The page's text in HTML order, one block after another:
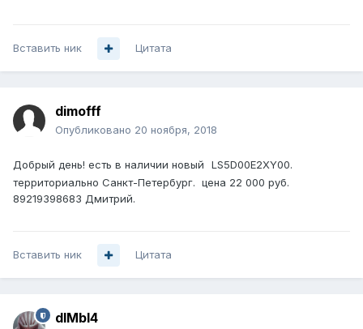
Вставить ник Цитата
dimofff
Опубликовано 20 ноября, 2018
Добрый день! есть в наличии новый
LS5D00E2XY00.
территориально Санкт-Петербург. цена 22 000 руб.
89219398683 Дмитрий.
Вставить ник Цитата
dIMbI4